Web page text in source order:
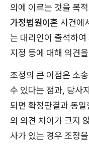
의에 이르는 것을 목
가정법원이혼 사건에
는 대리인이 출석하
지정 등에 대해 의견
조정의 큰 이점은 소
수 있다는 점과, 당사
되면 확정판결과 동
의 의견 차이가 크지
사가 있는 경우 조정